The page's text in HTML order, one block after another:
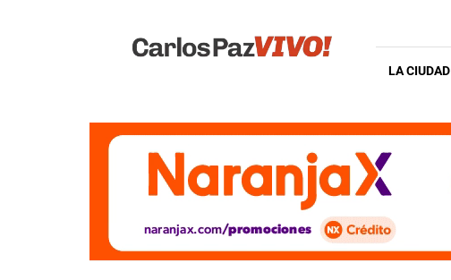
Vivo
LA CIUDAD